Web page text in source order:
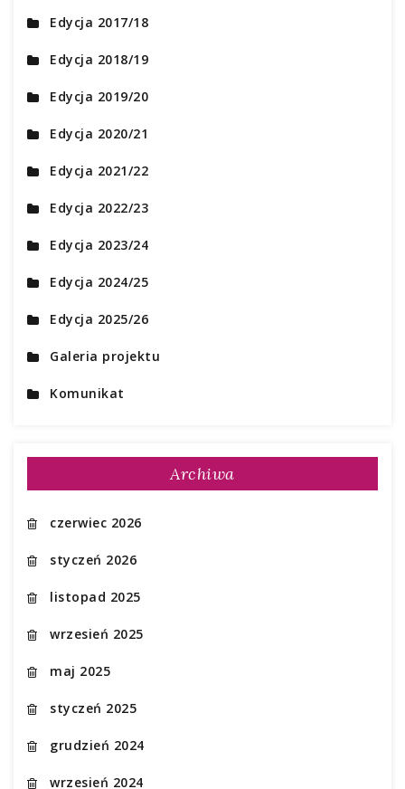
Edycja 2017/18
Edycja 2018/19
Edycja 2019/20
Edycja 2020/21
Edycja 2021/22
Edycja 2022/23
Edycja 2023/24
Edycja 2024/25
Edycja 2025/26
Galeria projektu
Komunikat
Archiwa
czerwiec 2026
styczeń 2026
listopad 2025
wrzesień 2025
maj 2025
styczeń 2025
grudzień 2024
wrzesień 2024